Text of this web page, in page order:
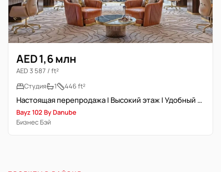
AED 1,6 млн
AED 3 587 / ft²
Студия
1 446 ft²
Настоящая перепродажа | Высокий этаж | Удобный доступ
Bayz 102 By Danube
Бизнес Бэй